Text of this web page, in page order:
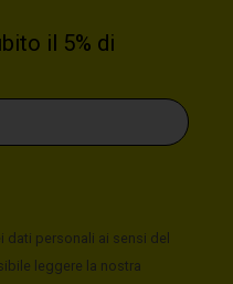
il 5% di
dati personali ai sensi del
leggere la nostra